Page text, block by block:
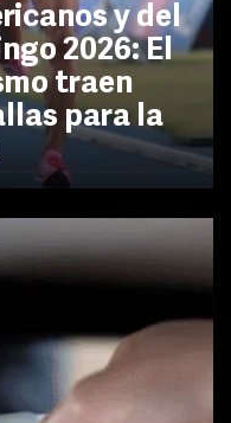
y del
2026: El
traen
para la